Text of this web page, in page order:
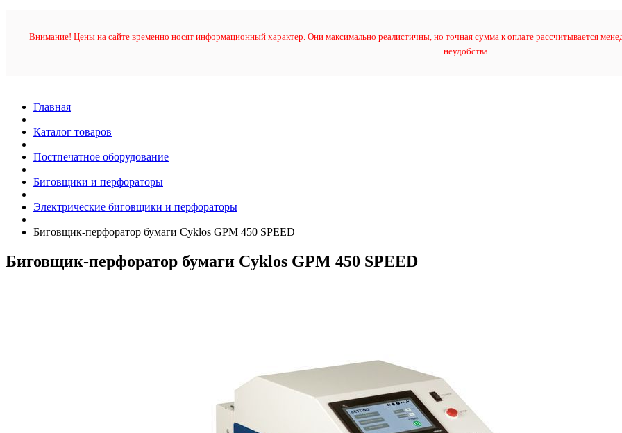
Внимание! Цены на сайте временно носят информационный характер. Они максимально реалистичны, но точная сумма к оплате рассчитывается
неудобства.
Главная
Каталог товаров
Постпечатное оборудование
Биговщики и перфораторы
Электрические биговщики и перфораторы
Биговщик-перфоратор бумаги Cyklos GPM 450 SPEED
Биговщик-перфоратор бумаги Cyklos GPM 450 SPEED